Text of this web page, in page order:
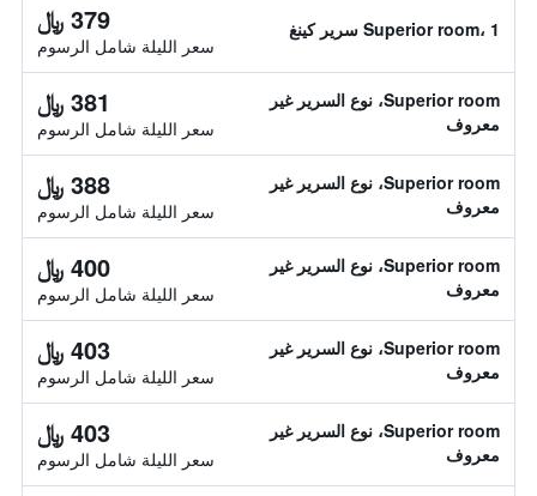
Superior room، 1 سرير كينغ 379 ﷼
سعر الليلة شامل الرسوم
Superior room، نوع السرير غير
معروف
381 ﷼
سعر الليلة شامل الرسوم
Superior room، نوع السرير غير
معروف
388 ﷼
سعر الليلة شامل الرسوم
Superior room، نوع السرير غير
معروف
400 ﷼
سعر الليلة شامل الرسوم
Superior room، نوع السرير غير
معروف
403 ﷼
سعر الليلة شامل الرسوم
Superior room، نوع السرير غير
معروف
403 ﷼
سعر الليلة شامل الرسوم